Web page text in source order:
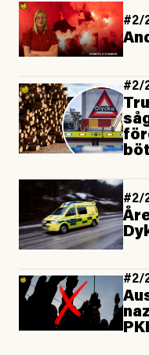
#2/
#2/
#2/
#2/